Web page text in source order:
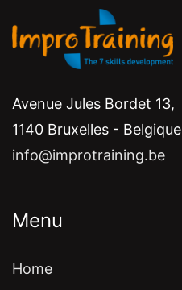
Avenue Jules Bordet 13,
1140 Bruxelles - Belgique
info@improtraining.be
Menu
Home